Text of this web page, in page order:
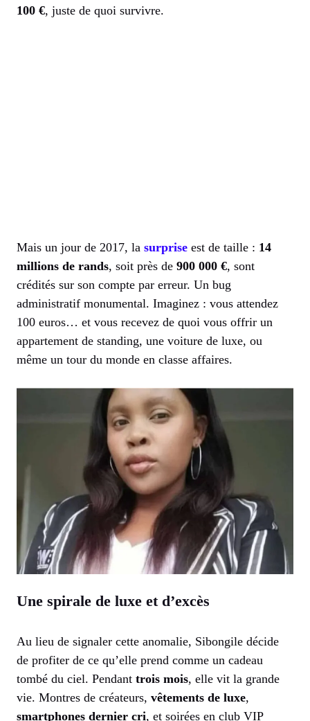
100 €, juste de quoi survivre.
Mais un jour de 2017, la surprise est de taille : 14
millions de rands, soit près de 900 000 €, sont
crédités sur son compte par erreur. Un bug
administratif monumental. Imaginez : vous attendez
100 euros… et vous recevez de quoi vous offrir un
appartement de standing, une voiture de luxe, ou
même un tour du monde en classe affaires.
Une spirale de luxe et d’excès
Au lieu de signaler cette anomalie, Sibongile décide
de profiter de ce qu’elle prend comme un cadeau
tombé du ciel. Pendant trois mois, elle vit la grande
vie. Montres de créateurs, vêtements de luxe,
smartphones dernier cri, et soirées en club VIP